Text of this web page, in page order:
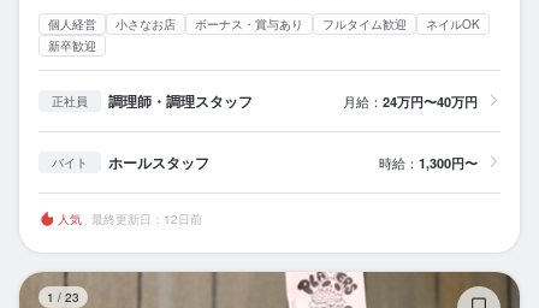
個人経営 小さなお店 ボーナス・賞与あり フルタイム歓迎
ネイルOK
新卒歓迎
正社員 調理師・調理スタッフ 月給： 24万円〜40万円
バイト ホールスタッフ 時給： 1,300円〜
人気 最終更新日：12日前
1 / 23